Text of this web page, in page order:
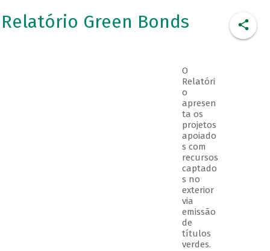
Relatório Green Bonds
O
Relatóri
o
apresen
ta os
projetos
apoiado
s com
recursos
captado
s no
exterior
via
emissão
de
títulos
verdes.